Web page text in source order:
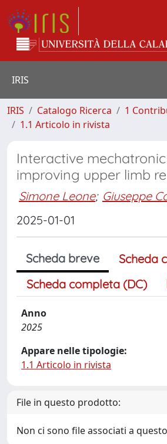
IRIS
IRIS Catalogo Ricerca
1
1.1 Articolo in rivista
Interactive
improving upper limb
Simone Leone; Giuseppe
2025-01-01
Scheda breve
Scheda
Scheda completa (DC)
Anno
2025
Appare nelle tipologie:
1.1 Articolo in rivista
File in questo prodotto:
Non ci sono file associati a